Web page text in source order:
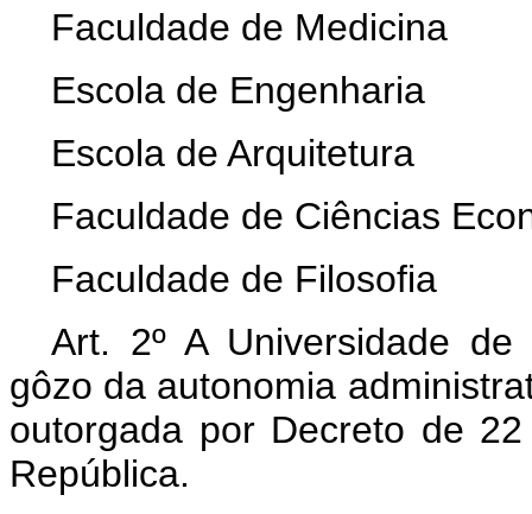
Faculdade de Medicina
Escola de Engenharia
Escola de Arquitetura
Faculdade de Ciências
Faculdade de Filosofia
Art. 2º A Universidade
gôzo da autonomia
outorgada por Decreto de
República.